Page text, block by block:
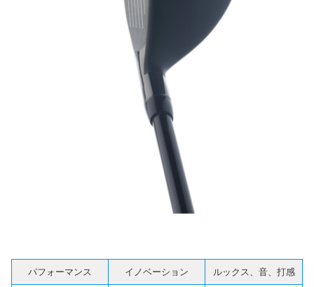
パフォーマンス イノベーション ルックス、音、打感